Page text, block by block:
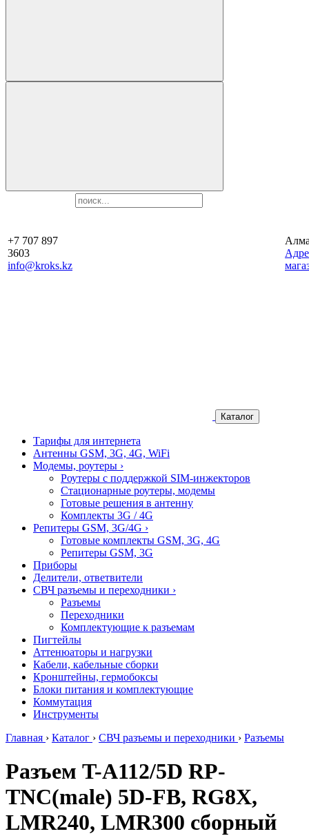
+7 707 897
3603
info@kroks.kz
Каталог
Тарифы для интернета
Антенны GSM, 3G, 4G, WiFi
Модемы, роутеры ›
Роутеры с поддержкой SIM-инжекторов
Стационарные роутеры, модемы
Готовые решения в антенну
Комплекты 3G / 4G
Репитеры GSM, 3G/4G ›
Готовые комплекты GSM, 3G, 4G
Репитеры GSM, 3G
Приборы
Делители, ответвители
СВЧ разъемы и переходники ›
Разъемы
Переходники
Комплектующие к разъемам
Пигтейлы
Аттенюаторы и нагрузки
Кабели, кабельные сборки
Кронштейны, гермобоксы
Блоки питания и комплектующие
Коммутация
Инструменты
Главная › Каталог › СВЧ разъемы и переходники › Разъемы
Разъем T-A112/5D RP-
TNC(male) 5D-FB, RG8X,
LMR240, LMR300 сборный